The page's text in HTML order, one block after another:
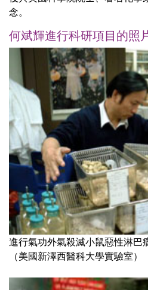
念。
何斌輝進行科研項目的照
進行氣功外氣殺滅小鼠惡性淋巴
（美國新澤西醫科大學實驗室）